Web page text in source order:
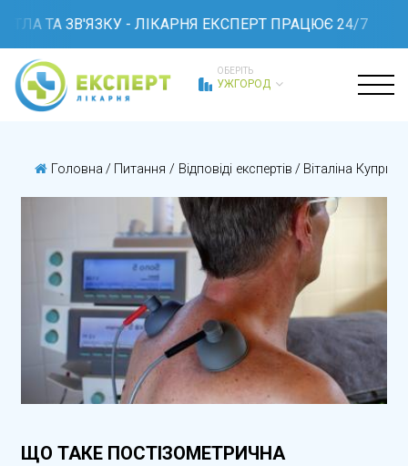
ТА ЗВ'ЯЗКУ - ЛІКАРНЯ ЕКСПЕРТ ПРАЦЮЄ 24/7
ОБЕРІТЬ
УЖГОРОД
Головна / Питання / Відповіді експертів / Віталіна Куприч
ЩО ТАКЕ ПОСТІЗОМЕТРИЧНА